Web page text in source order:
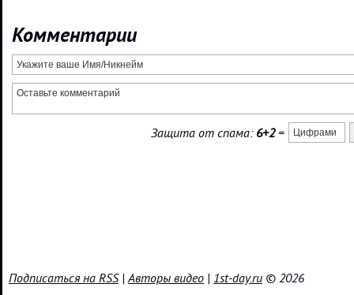
Комментарии
Защита от спама: 6+2=
Подписаться на RSS|Авторы видео | 1st-day.ru © 2026